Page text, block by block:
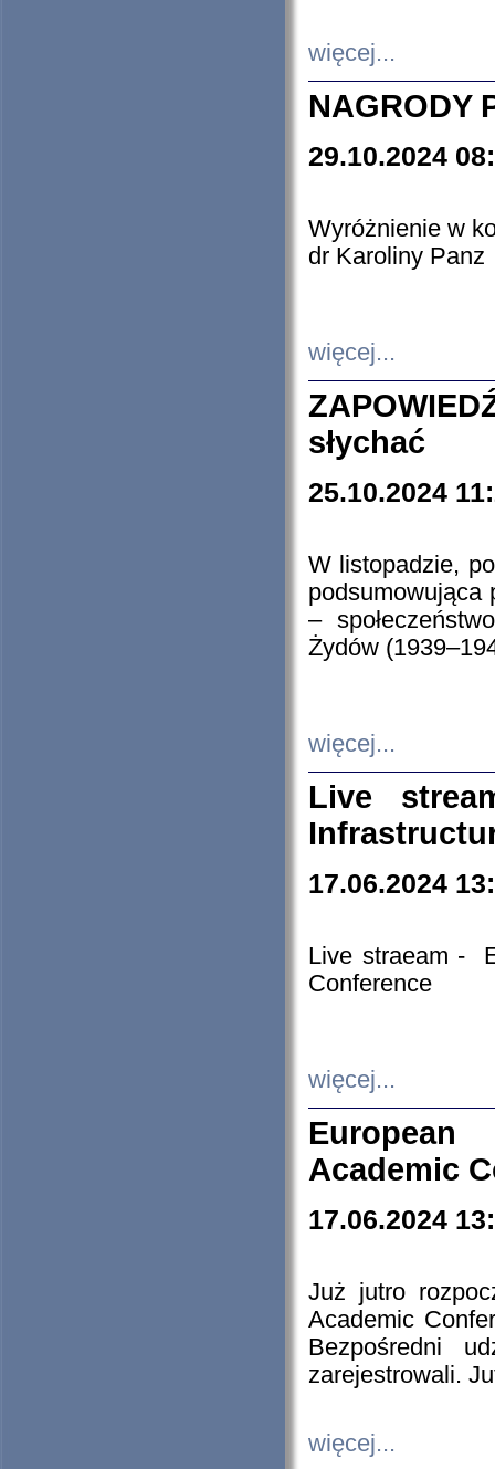
więcej...
NAGRODY
29.10.2024
Wyróżnienie w
dr Karoliny Panz
więcej...
słychać
25.10.2024
W listopadzie,
podsumowująca
–
Żydów
więcej...
Live
17.06.2024
Live straeam -
Conference
więcej...
European
Academic
17.06.2024
Już jutro
Academic
Bezpośredni
zarejestrowali.
więcej...